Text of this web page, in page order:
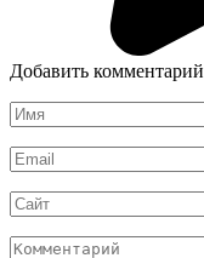
Добавить комментарий
Имя
*
Email
*
Сайт
Комментарий